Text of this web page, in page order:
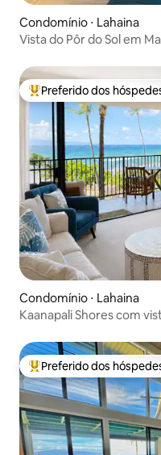
Condomínio ⋅ Lahaina
Vista do Pôr do Sol em
Entre os melhores
Preferido dos
Condomínio ⋅ Lahaina
Kaanapali Shores com
Entre os melhores
Preferido dos